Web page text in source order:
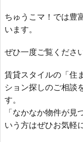
ちゅうこマ！では豊
います。
ぜひ一度ご覧ください
賃貸スタイルの「住
ション探しのご相談
す。
「なかなか物件が
いう方はぜひお気軽